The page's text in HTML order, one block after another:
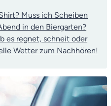
Muss ich Scheiben
in den Biergarten?
es regnet, schneit oder
Wetter zum Nachhören!